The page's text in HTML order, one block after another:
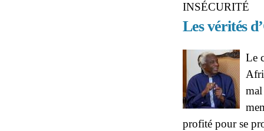
INSÉCURITÉ
Les vérités
Le
mal
profité pour se